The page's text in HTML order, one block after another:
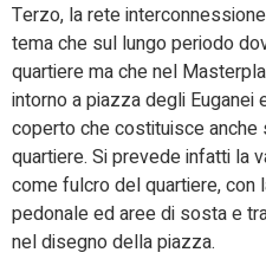
Terzo, la rete
tema che sul lungo periodo
quartiere ma che nel
intorno a piazza degli
coperto che costituisce
quartiere. Si prevede infatti la
come fulcro del quartiere, con
pedonale ed aree di sosta e
nel disegno della piazza.